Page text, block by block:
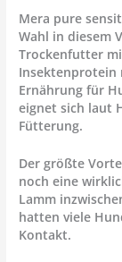
Mera pure
Wahl in diesem
Trockenfutter
Insektenprotein
Ernährung für
eignet sich laut
Fütterung.
Der größte
noch eine
Lamm
hatten viele
Kontakt.